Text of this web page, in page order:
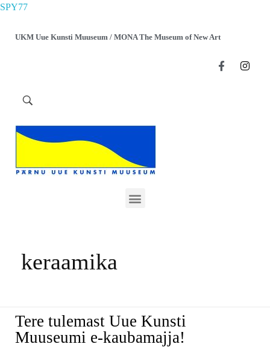
SPY77
UKM Uue Kunsti Muuseum / MONA The Museum of New Art
keraamika
Tere tulemast Uue Kunsti
Muuseumi e-kaubamajja!